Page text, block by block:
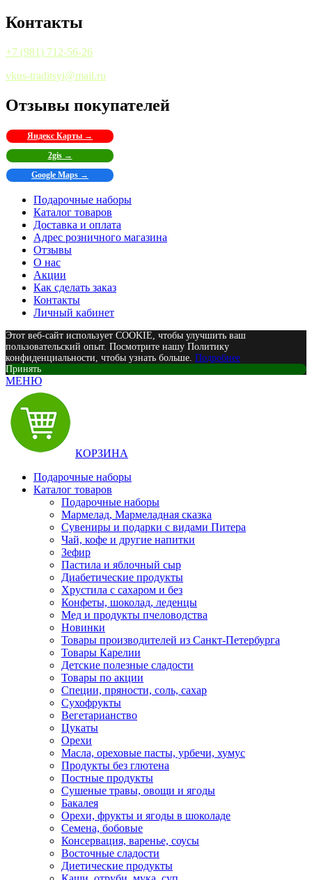
Контакты
+7 (981) 712-56-26
vkus-traditsyi@mail.ru
Отзывы покупателей
Яндекс Карты →
2gis →
Google Maps →
Подарочные наборы
Каталог товаров
Доставка и оплата
Адрес розничного магазина
Отзывы
О нас
Акции
Как сделать заказ
Контакты
Личный кабинет
Этот веб-сайт использует COOKIE, чтобы улучшить ваш
пользовательский опыт. Посмотрите нашу Политику
конфиденциальности, чтобы узнать больше. Подробнее
Принять
МЕНЮ
КОРЗИНА
Подарочные наборы
Каталог товаров
Подарочные наборы
Мармелад, Мармеладная сказка
Сувениры и подарки с видами Питера
Чай, кофе и другие напитки
Зефир
Пастила и яблочный сыр
Диабетические продукты
Хрустила с сахаром и без
Конфеты, шоколад, леденцы
Мед и продукты пчеловодства
Новинки
Товары производителей из Санкт-Петербурга
Товары Карелии
Детские полезные сладости
Товары по акции
Специи, пряности, соль, сахар
Сухофрукты
Вегетарианство
Цукаты
Орехи
Масла, ореховые пасты, урбечи, хумус
Продукты без глютена
Постные продукты
Сушеные травы, овощи и ягоды
Бакалея
Орехи, фрукты и ягоды в шоколаде
Семена, бобовые
Консервация, варенье, соусы
Восточные сладости
Диетические продукты